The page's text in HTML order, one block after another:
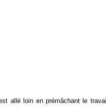
allé loin en prémâchant le